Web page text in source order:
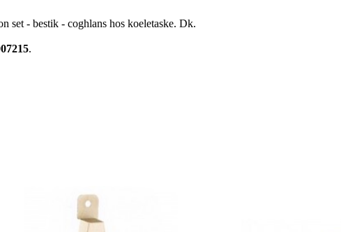
- bestik - coghlans hos koeletaske. Dk.
.